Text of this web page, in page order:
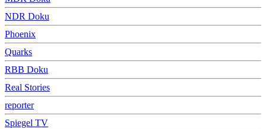
NDR Doku
Phoenix
Quarks
RBB Doku
Real Stories
reporter
Spiegel TV